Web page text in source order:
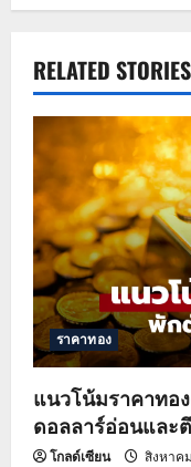
a
v
i
g
a
t
i
o
n
RELATED STORIES
ราคาทอง
แนวโน้มราคาทอ
ดอลลาร์อ่อนและ
โกลด์เซียน สิงหาค